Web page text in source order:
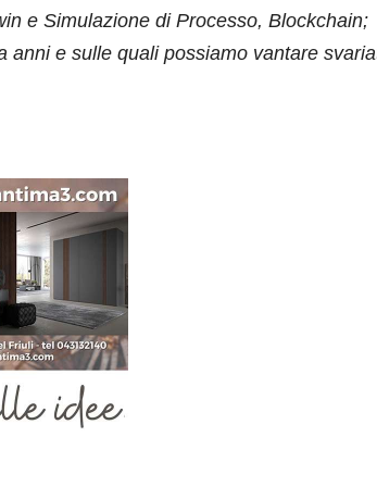
e Simulazione di Processo, Blockchain;
e sulle quali possiamo vantare